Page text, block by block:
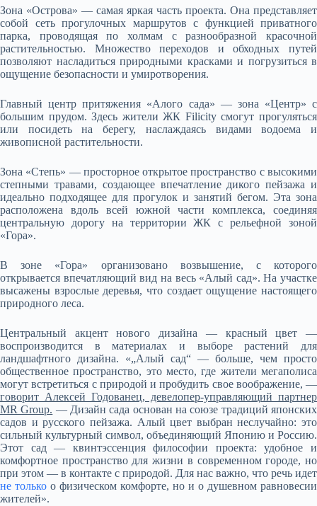
Зона «Острова» — самая яркая часть проекта. Она представляет
собой сеть прогулочных маршрутов с функцией приватного
парка, проводящая по холмам с разнообразной красочной
растительностью. Множество переходов и обходных путей
позволяют насладиться природными красками и погрузиться в
ощущение безопасности и умиротворения.
Главный центр притяжения «Алого сада» — зона «Центр» с
большим прудом. Здесь жители ЖК Filicity смогут прогуляться
или посидеть на берегу, наслаждаясь видами водоема и
живописной растительности.
Зона «Степь» — просторное открытое пространство с высокими
степными травами, создающее впечатление дикого пейзажа и
идеально подходящее для прогулок и занятий бегом. Эта зона
расположена вдоль всей южной части комплекса, соединяя
центральную дорогу на территории ЖК с рельефной зоной
«Гора».
В зоне «Гора» организовано возвышение, с которого
открывается впечатляющий вид на весь «Алый сад». На участке
высажены взрослые деревья, что создает ощущение настоящего
природного леса.
Центральный акцент нового дизайна — красный цвет —
воспроизводится в материалах и выборе растений для
ландшафтного дизайна. «„Алый сад“ — больше, чем просто
общественное пространство, это место, где жители мегаполиса
могут встретиться с природой и пробудить свое воображение, —
говорит Алексей Годованец, девелопер-управляющий партнер
MR Group. — Дизайн сада основан на союзе традиций японских
садов и русского пейзажа. Алый цвет выбран неслучайно: это
сильный культурный символ, объединяющий Японию и Россию.
Этот сад — квинтэссенция философии проекта: удобное и
комфортное пространство для жизни в современном городе, но
при этом — в контакте с природой. Для нас важно, что речь идет
не только о физическом комфорте, но и о душевном равновесии
жителей».